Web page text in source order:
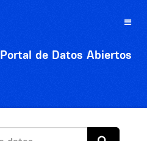
Toggle
Portal de Datos Abiertos